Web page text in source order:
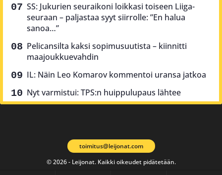
SS: Jukurien seuraikoni loikkasi toiseen Liiga-
seuraan – paljastaa syyt siirrolle: ”En halua
sanoa…”
Pelicansilta kaksi sopimusuutista – kiinnitti
maajoukkuevahdin
IL: Näin Leo Komarov kommentoi uransa jatkoa
Nyt varmistui: TPS:n huippulupaus lähtee
© 2026 - Leijonat. Kaikki oikeudet pidätetään.
toimitus@leijonat.com